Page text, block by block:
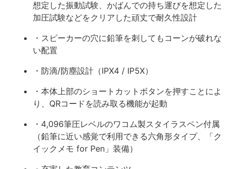
想定した振動試験、かばんでの持ち運びを想定した
加圧試験などをクリアした頑丈で耐久性設計
・スピーカーの穴に鉛筆を刺してもコーンが破れな
い配置
・防滴/防塵設計（IPX4 / IP5X）
・本体上部のショートカットボタンを押すことによ
り、QRコードを読み取る機能が起動
・4,096筆圧レベルのワコム製スタイラスペン付属
（鉛筆に近い感覚で利用できる六角形タイプ、「ク
イックメモ for Pen」装備）